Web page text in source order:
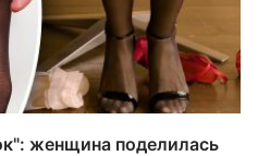
женщина поделилась